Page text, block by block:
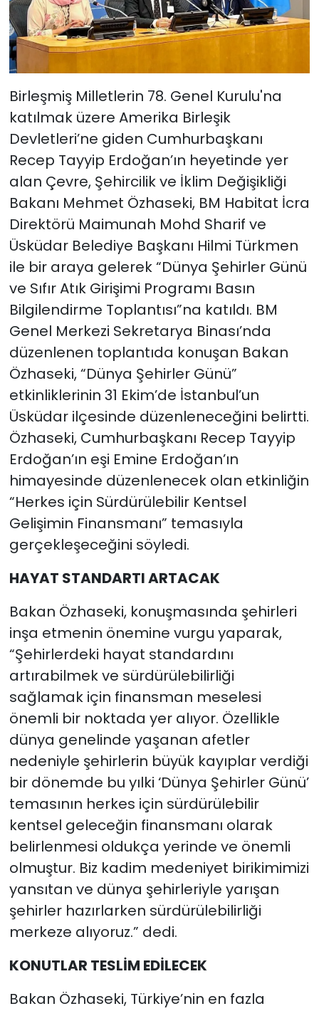
Birleşmiş Milletlerin 78. Genel Kurulu'na
katılmak üzere Amerika Birleşik
Devletleri’ne giden Cumhurbaşkanı
Recep Tayyip Erdoğan’ın heyetinde yer
alan Çevre, Şehircilik ve İklim Değişikliği
Bakanı Mehmet Özhaseki, BM Habitat İcra
Direktörü Maimunah Mohd Sharif ve
Üsküdar Belediye Başkanı Hilmi Türkmen
ile bir araya gelerek “Dünya Şehirler Günü
ve Sıfır Atık Girişimi Programı Basın
Bilgilendirme Toplantısı”na katıldı. BM
Genel Merkezi Sekretarya Binası’nda
düzenlenen toplantıda konuşan Bakan
Özhaseki, “Dünya Şehirler Günü”
etkinliklerinin 31 Ekim’de İstanbul’un
Üsküdar ilçesinde düzenleneceğini belirtti.
Özhaseki, Cumhurbaşkanı Recep Tayyip
Erdoğan’ın eşi Emine Erdoğan’ın
himayesinde düzenlenecek olan etkinliğin
“Herkes için Sürdürülebilir Kentsel
Gelişimin Finansmanı” temasıyla
gerçekleşeceğini söyledi.
HAYAT STANDARTI ARTACAK
Bakan Özhaseki, konuşmasında şehirleri
inşa etmenin önemine vurgu yaparak,
“Şehirlerdeki hayat standardını
artırabilmek ve sürdürülebilirliği
sağlamak için finansman meselesi
önemli bir noktada yer alıyor. Özellikle
dünya genelinde yaşanan afetler
nedeniyle şehirlerin büyük kayıplar verdiği
bir dönemde bu yılki ‘Dünya Şehirler Günü’
temasının herkes için sürdürülebilir
kentsel geleceğin finansmanı olarak
belirlenmesi oldukça yerinde ve önemli
olmuştur. Biz kadim medeniyet birikimimizi
yansıtan ve dünya şehirleriyle yarışan
şehirler hazırlarken sürdürülebilirliği
merkeze alıyoruz.” dedi.
KONUTLAR TESLİM EDİLECEK
Bakan Özhaseki, Türkiye’nin en fazla